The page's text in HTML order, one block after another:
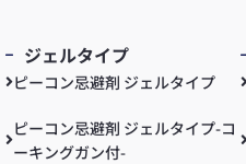
ジェルタイプ
ピーコン忌避剤 ジェルタイプ
ピーコン忌避剤 ジェルタイプ-コ
ーキングガン付-